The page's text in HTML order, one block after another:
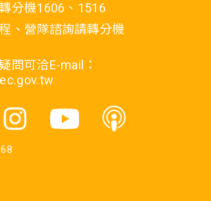
分機1606、1516
、營隊諮詢請轉分機
問可洽E-mail：